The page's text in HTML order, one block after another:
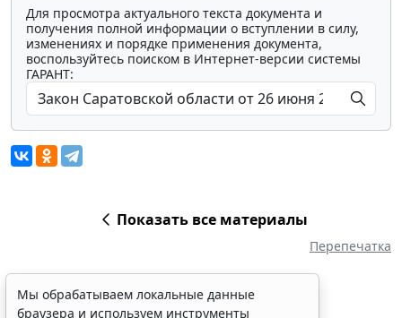
Для просмотра актуального текста документа и
получения полной информации о вступлении в силу,
изменениях и порядке применения документа,
воспользуйтесь поиском в Интернет-версии системы
ГАРАНТ:
Показать все материалы
Перепечатка
Мы обрабатываем локальные данные
браузера и используем инструменты